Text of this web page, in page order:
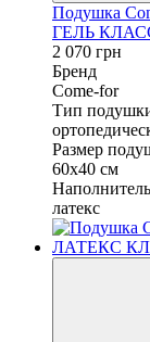
Подушка
ГЕЛЬ
2 070 грн
Бренд
Come-for
Тип
Размер
60x40 см
латекс